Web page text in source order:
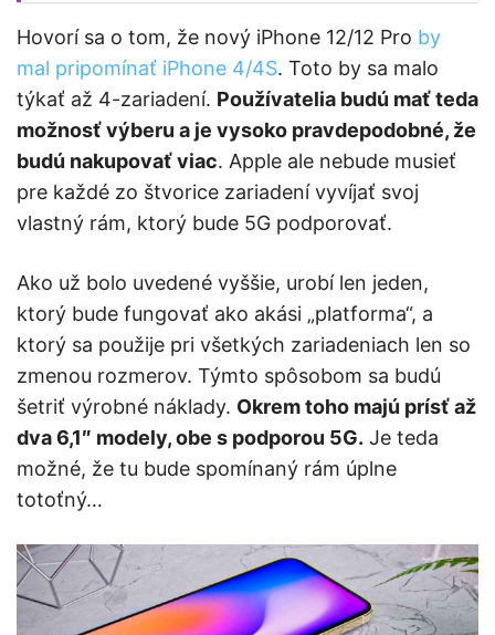
Hovorí sa o tom, že nový iPhone 12/12 Pro by
mal pripomínať iPhone 4/4S. Toto by sa malo
týkať až 4-zariadení. Používatelia budú mať teda
možnosť výberu a je vysoko pravdepodobné, že
budú nakupovať viac. Apple ale nebude musieť
pre každé zo štvorice zariadení vyvíjať svoj
vlastný rám, ktorý bude 5G podporovať.
Ako už bolo uvedené vyššie, urobí len jeden,
ktorý bude fungovať ako akási „platforma“, a
ktorý sa použije pri všetkých zariadeniach len so
zmenou rozmerov. Týmto spôsobom sa budú
šetriť výrobné náklady. Okrem toho majú prísť až
dva 6,1″ modely, obe s podporou 5G. Je teda
možné, že tu bude spomínaný rám úplne
totoťný…